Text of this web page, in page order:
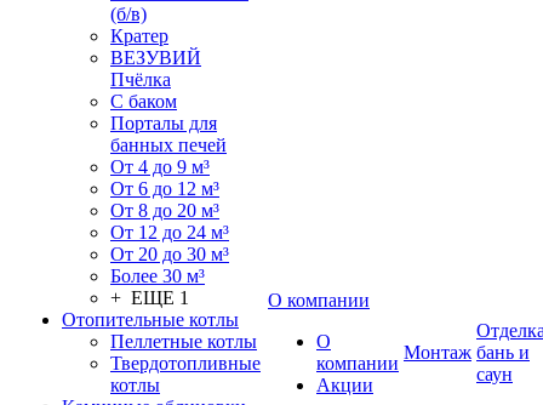
(б/в)
Кратер
ВЕЗУВИЙ
Пчёлка
С баком
Порталы для
банных печей
От 4 до 9 м³
От 6 до 12 м³
От 8 до 20 м³
От 12 до 24 м³
От 20 до 30 м³
Более 30 м³
+ ЕЩЕ 1
Отопительные котлы
Пеллетные котлы
Твердотопливные
котлы
О компании
О
компании
Акции
Монтаж бань и
саун